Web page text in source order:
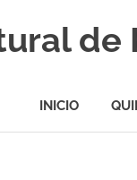
de
INICIO